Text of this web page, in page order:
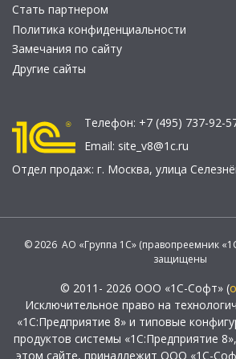
Стать партнером
Политика конфиденциальности
Замечания по сайту
Другие сайты
Телефон: +7 (495) 737-92-
Email: site_v8@1c.ru
Отдел продаж: г. Москва, улица
© 2026 АО «Группа 1С» (правопреемник
защищены
© 2011- 2026 ООО «1С-Софт» (
Исключительное право на
«1С:Предприятие 8» и типовые
продуктов системы «1С:Предприятие
этом сайте, принадлежит ООО «1С-